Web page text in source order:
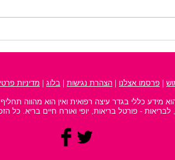
את המקום המושלם לכל
| פרסמו אצלנו | ‫ הצהרת נגישות ‬ | בלוג | מדיניות
מידע כללי בגדר עיצה רפואית ואין הוא מהווה